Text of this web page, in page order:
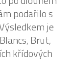
podařilo s
je
Brut,
křídových